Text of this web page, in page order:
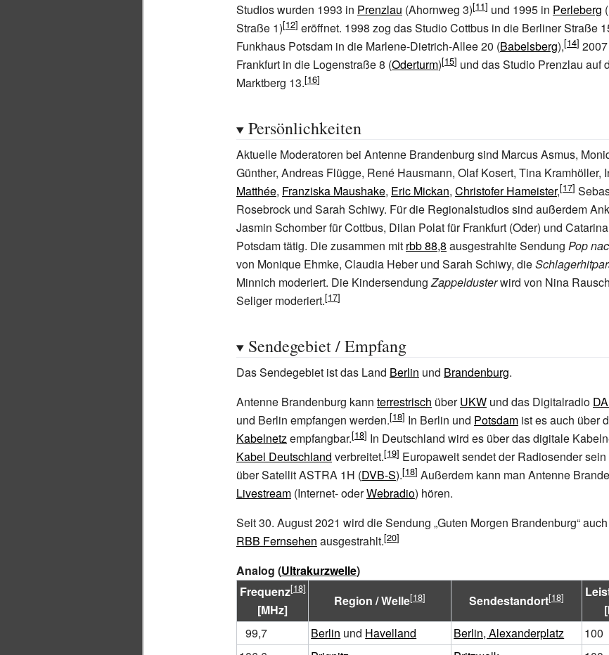
Studios wurden 1993 in Prenzlau (Ahornweg 3) und 1995 in Perleberg
Straße 1) eröffnet. 1998 zog das Studio Cottbus in die Berliner Straße
Funkhaus Potsdam in die Marlene-Dietrich-Allee20 (Babelsberg),
Frankfurt in die Logenstraße8 (Oderturm)
und das Studio Prenzlau auf
Marktberg 13.
Persönlichkeiten
Aktuelle Moderatoren bei Antenne Brandenburg sind Marcus Asmus,
Günther, Andreas Flügge, René Hausmann, Olaf Kosert, Tina Kramhöller,
Matthée, Franziska Maushake, Eric Mickan, Christofer Hameister,
Rosebrock und Sarah Schiwy. Für die Regionalstudios sind außerdem
Jasmin Schomber für Cottbus, Dilan Polat für Frankfurt (Oder) und
Potsdam tätig. Die zusammen mit rbb 88,8 ausgestrahlte Sendung Pop
von Monique Ehmke, Claudia Heber und Sarah Schiwy, die
Minnich moderiert. Die KindersendungZappeldusterwird von Nina
Seliger moderiert.
Sendegebiet / Empfang
Das Sendegebiet ist das Land Berlin und Brandenburg.
Antenne Brandenburg kann terrestrisch überUKW und das Digitalradio
und Berlin empfangen werden.
In Berlin und Potsdam ist es auch über
Kabelnetzempfangbar. In Deutschland wird es über das digitale
Kabel Deutschland verbreitet.
Europaweit sendet der Radiosender
über Satellit ASTRA 1H (DVB-S).
Außerdem kann man Antenne
Livestream (Internet- oderWebradio) hören.
Seit 30. August 2021 wird die Sendung „Guten Morgen Brandenburg“
RBB Fernsehen ausgestrahlt.
Analog (Ultrakurzwelle)
Frequenz
[MHz]
Region / Welle Sendestandort
99,7
Berlin und Havelland Berlin, Alexanderplatz
100